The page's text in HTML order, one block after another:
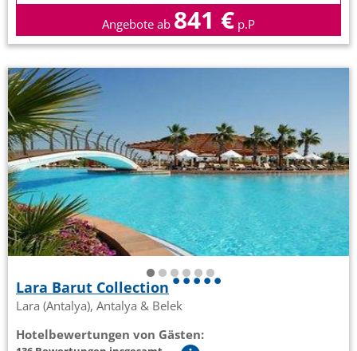
Angebote ab 841 € p.P
Lara Barut Collection
Lara (Antalya), Antalya & Belek
Hotelbewertungen von Gästen: